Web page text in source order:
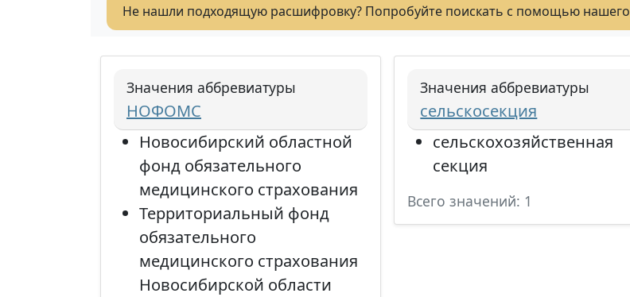
Не нашли подходящую расшифровку? Попробуйте поискать с помощью нашего
Значения аббревиатуры
НОФОМС
Новосибирский областной
фонд обязательного
медицинского страхования
Территориальный фонд
обязательного
медицинского страхования
Новосибирской области
Значения аббревиатуры
сельскосекция
сельскохозяйственная
секция
Всего значений: 1